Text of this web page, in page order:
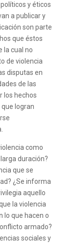
y éticos
a publicar y
son parte
que éstos
la cual no
de violencia
disputas en
de las
los hechos
logran
como
duración?
que se
¿Se informa
aquello
la violencia
lo que hacen o
armado?
sociales y